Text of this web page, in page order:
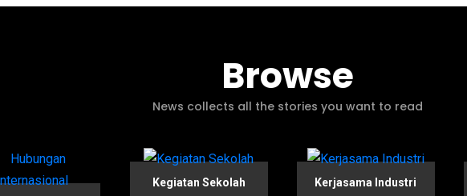
Browse
News collects all the stories you want to read
Kegiatan Sekolah Kerjasama Industri